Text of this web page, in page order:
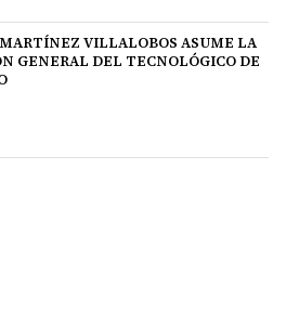
VILLALOBOS ASUME LA
GENERAL DEL TECNOLÓGICO DE